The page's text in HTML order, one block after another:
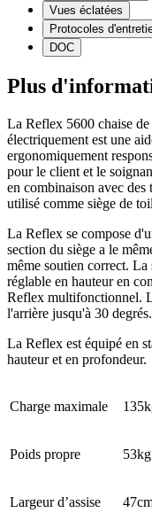
Vues éclatées
Protocoles
DOC
Plus
La Reflex 5600 chaise
électriquement est une
ergonomiquement
pour le client et le
en combinaison avec
utilisé comme siège de
La Reflex se compose
section du siège a le
même soutien correct. La
réglable en hauteur en
Reflex multifonctionnel.
l'arrière jusqu'à 30 degrés.
La Reflex est équipé en
hauteur et en profondeur.
Charge maximale
Poids propre 53kg
Largeur d’assise